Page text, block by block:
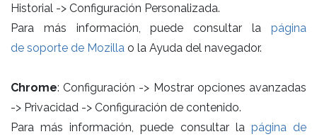
Historial -> Configuración Personalizada.
Para más información, puede consultar la página
de soporte de Mozilla o la Ayuda del navegador.
Chrome: Configuración -> Mostrar opciones avanzadas
-> Privacidad -> Configuración de contenido.
Para más información, puede consultar la página de